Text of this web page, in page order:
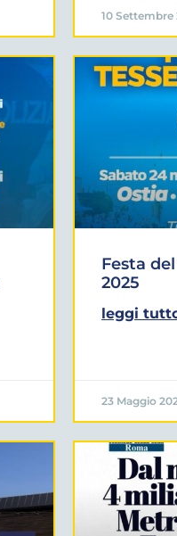
10 Settembre
Festa
2025
leggi
23 Maggio